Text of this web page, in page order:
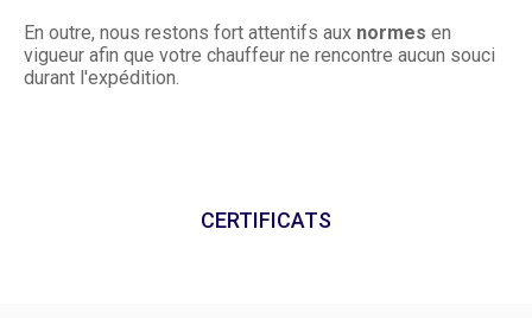
En outre, nous restons fort attentifs aux normes en
vigueur afin que votre chauffeur ne rencontre aucun souci
durant l'expédition.
CERTIFICATS